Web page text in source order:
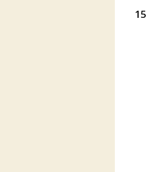
أبطال أوروبا، والدوري الإنجليزي، جدي بالذكر أن الموسم الرياضي الجديد في 15